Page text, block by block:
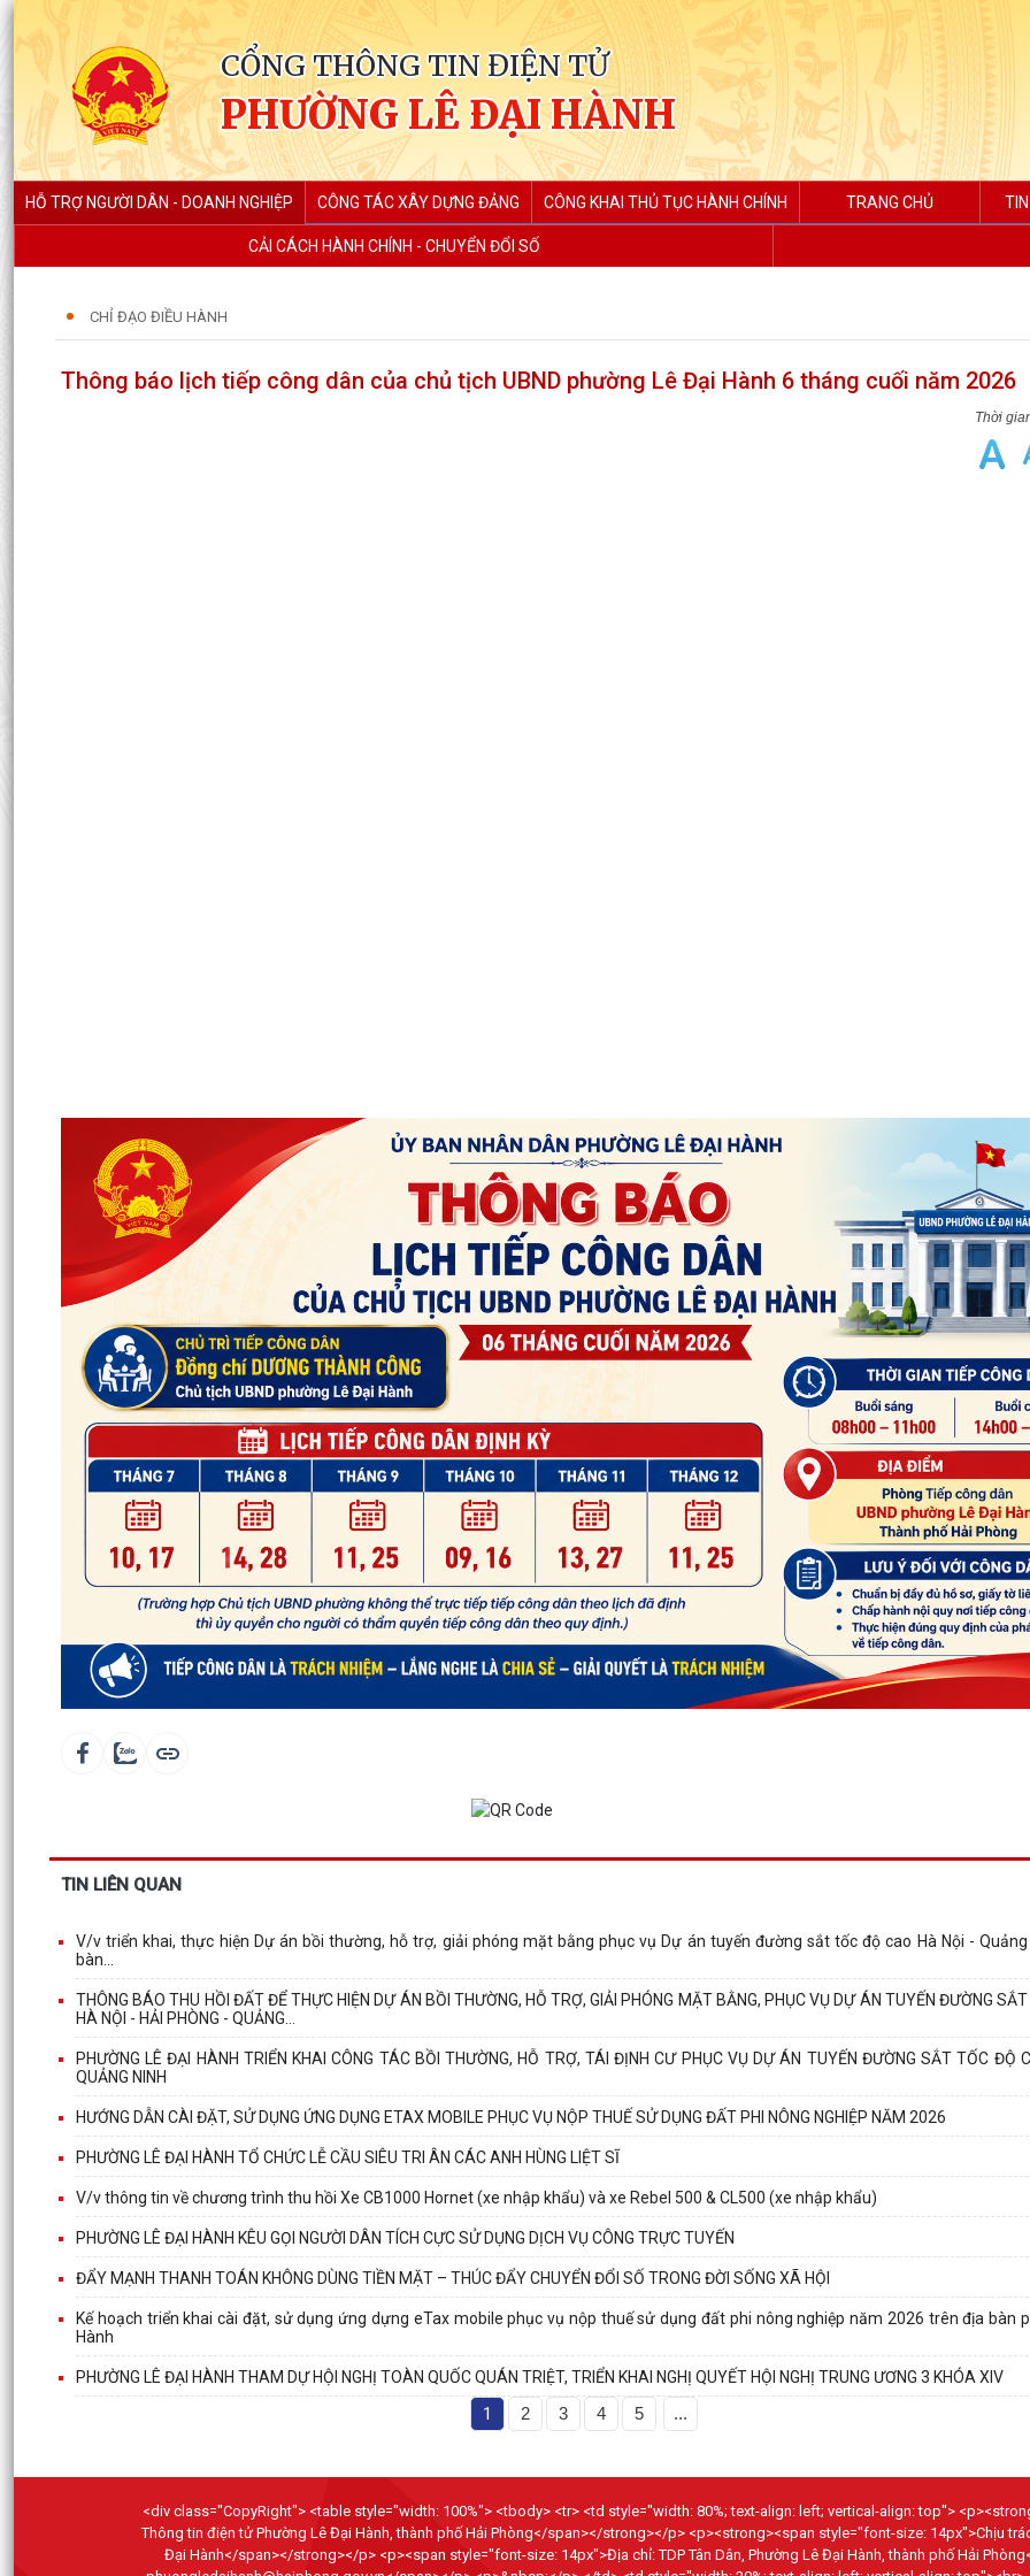
CỔNG THÔNG TIN ĐIỆN TỬ
PHƯỜNG LÊ ĐẠI HÀNH
HỖ TRỢ NGƯỜI DÂN - DOANH NGHIỆP CÔNG TÁC XÂY DỰNG ĐẢNG CÔNG KHAI THỦ TỤC HÀNH CHÍNH TRANG CHỦ
CẢI CÁCH HÀNH CHÍNH - CHUYỂN ĐỔI SỐ
CHỈ ĐẠO ĐIỀU HÀNH
Thông báo lịch tiếp công dân của chủ tịch UBND phường Lê Đại Hành 6 tháng cuối năm 2026
TIN LIÊN QUAN
V/v triển khai, thực hiện Dự án bồi thường, hỗ trợ, giải phóng mặt bằng phục vụ Dự án tuyến đường sắt tốc độ cao Hà Nội -
bàn...
THÔNG BÁO THU HỒI ĐẤT ĐỂ THỰC HIỆN DỰ ÁN BỒI THƯỜNG, HỖ TRỢ, GIẢI PHÓNG MẶT BẰNG, PHỤC VỤ DỰ ÁN TUYẾN ĐƯỜNG
HÀ NỘI - HẢI PHÒNG - QUẢNG...
PHƯỜNG LÊ ĐẠI HÀNH TRIỂN KHAI CÔNG TÁC BỒI THƯỜNG, HỖ TRỢ, TÁI ĐỊNH CƯ PHỤC VỤ DỰ ÁN TUYẾN ĐƯỜNG SẮT TỐC ĐỘ
QUẢNG NINH
HƯỚNG DẪN CÀI ĐẶT, SỬ DỤNG ỨNG DỤNG ETAX MOBILE PHỤC VỤ NỘP THUẾ SỬ DỤNG ĐẤT PHI NÔNG NGHIỆP NĂM 2026
PHƯỜNG LÊ ĐẠI HÀNH TỔ CHỨC LỄ CẦU SIÊU TRI ÂN CÁC ANH HÙNG LIỆT SĨ
V/v thông tin về chương trình thu hồi Xe CB1000 Hornet (xe nhập khẩu) và xe Rebel 500 & CL500 (xe nhập khẩu)
PHƯỜNG LÊ ĐẠI HÀNH KÊU GỌI NGƯỜI DÂN TÍCH CỰC SỬ DỤNG DỊCH VỤ CÔNG TRỰC TUYẾN
ĐẨY MẠNH THANH TOÁN KHÔNG DÙNG TIỀN MẶT – THÚC ĐẨY CHUYỂN ĐỔI SỐ TRONG ĐỜI SỐNG XÃ HỘI
Kế hoạch triển khai cài đặt, sử dụng ứng dựng eTax mobile phục vụ nộp thuế sử dụng đất phi nông nghiệp năm 2026 trên địa bàn
Hành
PHƯỜNG LÊ ĐẠI HÀNH THAM DỰ HỘI NGHỊ TOÀN QUỐC QUÁN TRIỆT, TRIỂN KHAI NGHỊ QUYẾT HỘI NGHỊ TRUNG ƯƠNG 3 KHÓA XIV
1 2 3 4 5 ...
<div class="CopyRight"> <table style="width: 100%"> <tbody> <tr> <td style="width: 80%; text-align: left; vertical-align: top">
Thông tin điện tử Phường Lê Đại Hành, thành phố Hải Phòng</span></strong></p> <p><strong><span style="font-size: 14px">Chịu
Đại Hành</span></strong></p> <p><span style="font-size: 14px">Địa chỉ: TDP Tân Dân, Phường Lê Đại Hành, thành phố Hải